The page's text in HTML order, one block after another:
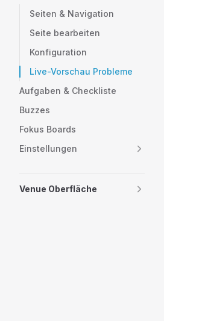
Seiten & Navigation
Seite bearbeiten
Konfiguration
Live-Vorschau Probleme
Aufgaben & Checkliste
Buzzes
Fokus Boards
Einstellungen
Venue Oberfläche